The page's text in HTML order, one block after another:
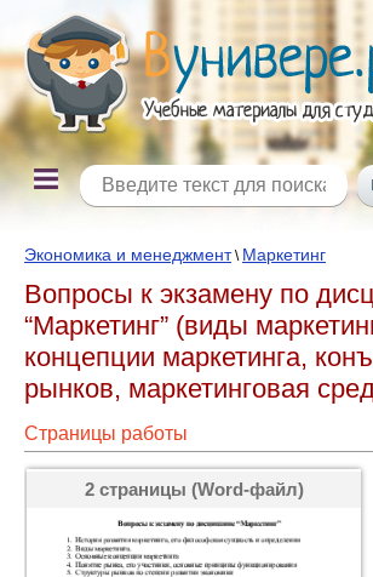
Экономика и менеджмент\ Маркетинг
Вопросы к экзамену по
“Маркетинг” (виды
концепции маркетинга,
рынков, маркетинговая
Страницы работы
2 страницы (Word-файл)